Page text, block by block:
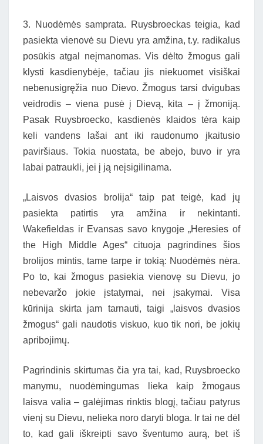
3. Nuodėmės samprata. Ruysbroeckas teigia, kad
pasiekta vienovė su Dievu yra amžina, t.y. radikalus
posūkis atgal neįmanomas. Vis dėlto žmogus gali
klysti kasdienybėje, tačiau jis niekuomet visiškai
nebenusigręžia nuo Dievo. Žmogus tarsi dvigubas
veidrodis – viena pusė į Dievą, kita – į žmoniją.
Pasak Ruysbroecko, kasdienės klaidos tėra kaip
keli vandens lašai ant iki raudonumo įkaitusio
paviršiaus. Tokia nuostata, be abejo, buvo ir yra
labai patraukli, jei į ją neįsigilinama.
„Laisvos dvasios brolija“ taip pat teigė, kad jų
pasiekta patirtis yra amžina ir nekintanti.
Wakefieldas ir Evansas savo knygoje „Heresies of
the High Middle Ages“ cituoja pagrindines šios
brolijos mintis, tame tarpe ir tokią: Nuodėmės nėra.
Po to, kai žmogus pasiekia vienovę su Dievu, jo
nebevaržo jokie įstatymai, nei įsakymai. Visa
kūrinija skirta jam tarnauti, taigi „laisvos dvasios
žmogus“ gali naudotis viskuo, kuo tik nori, be jokių
apribojimų.
Pagrindinis skirtumas čia yra tai, kad, Ruysbroecko
manymu, nuodėmingumas lieka kaip žmogaus
laisva valia – galėjimas rinktis blogį, tačiau patyrus
vienį su Dievu, nelieka noro daryti bloga. Ir tai ne dėl
to, kad gali iškreipti savo šventumo aurą, bet iš